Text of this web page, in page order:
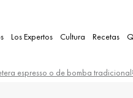
Los Expertos Cultura Recetas
espresso o de bomba